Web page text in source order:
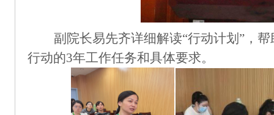
副院长易先齐详细解读“行动计划”，
行动的3年工作任务和具体要求。